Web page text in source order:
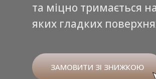
та міцно тримається
яких гладких
ЗАМОВИТИ ЗІ ЗНИЖКОЮ